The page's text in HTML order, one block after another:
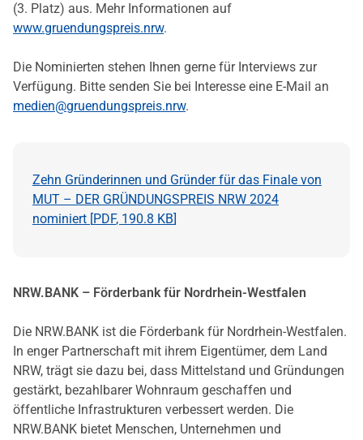
(3. Platz) aus. Mehr Informationen auf
www.gruendungspreis.nrw.
Die Nominierten stehen Ihnen gerne für Interviews zur
Verfügung. Bitte senden Sie bei Interesse eine E-Mail an
medien@gruendungspreis.nrw.
Zehn Gründerinnen und Gründer für das Finale von
MUT – DER GRÜNDUNGSPREIS NRW 2024
nominiert [PDF, 190.8 KB]
NRW.BANK – Förderbank für Nordrhein-Westfalen
Die NRW.BANK ist die Förderbank für Nordrhein-Westfalen.
In enger Partnerschaft mit ihrem Eigentümer, dem Land
NRW, trägt sie dazu bei, dass Mittelstand und Gründungen
gestärkt, bezahlbarer Wohnraum geschaffen und
öffentliche Infrastrukturen verbessert werden. Die
NRW.BANK bietet Menschen, Unternehmen und